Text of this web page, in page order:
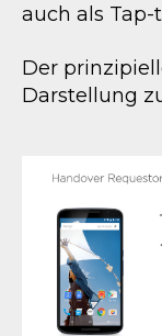
auch als
Der
Darstellung